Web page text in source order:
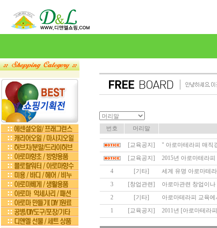
번호 머리말
[교육공지]
" 아로마테라피 매
[교육공지]
2015년 아로마테라
4
[기타]
세계 유명 아로마테
3
[창업관련]
아로마관련 창업이
2
[기타]
아로마테라피 교육
1
[교육공지] 2011년 [아로마테라